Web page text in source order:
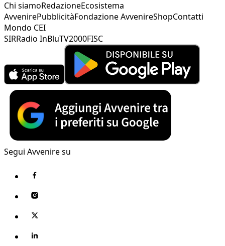
Chi siamoRedazioneEcosistema
AvvenirePubblicitàFondazione AvvenireShopContatti
Mondo CEI
SIRRadio InBluTV2000FISC
Segui Avvenire su